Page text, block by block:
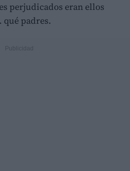
perjudicados eran ellos
padres.